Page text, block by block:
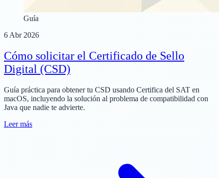
Guía
6 Abr 2026
Cómo solicitar el Certificado de Sello
Digital (CSD)
Guía práctica para obtener tu CSD usando Certifica del SAT en
macOS, incluyendo la solución al problema de compatibilidad con
Java que nadie te advierte.
Leer más